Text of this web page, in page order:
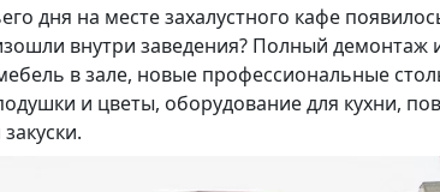
дня на месте захалустного кафе
внутри заведения? Полный демонтаж
в зале, новые профессиональные
и цветы, оборудование для кухни,